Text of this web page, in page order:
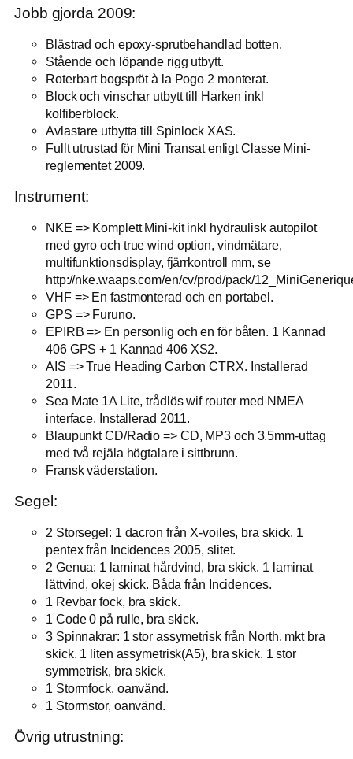
Jobb gjorda 2009:
Blästrad och epoxy-sprutbehandlad botten.
Stående och löpande rigg utbytt.
Roterbart bogspröt à la Pogo 2 monterat.
Block och vinschar utbytt till Harken inkl
kolfiberblock.
Avlastare utbytta till Spinlock XAS.
Fullt utrustad för Mini Transat enligt Classe Mini-
reglementet 2009.
Instrument:
NKE => Komplett Mini-kit inkl hydraulisk autopilot
med gyro och true wind option, vindmätare,
multifunktionsdisplay, fjärrkontroll mm, se
http://nke.waaps.com/en/cv/prod/pack/
VHF => En fastmonterad och en portabel.
GPS => Furuno.
EPIRB => En personlig och en för båten. 1 Kannad
406 GPS + 1 Kannad 406 XS2.
AIS => True Heading Carbon CTRX. Installerad
2011.
Sea Mate 1A Lite, trådlös wif router med NMEA
interface. Installerad 2011.
Blaupunkt CD/Radio => CD, MP3 och 3.5mm-uttag
med två rejäla högtalare i sittbrunn.
Fransk väderstation.
Segel:
2 Storsegel: 1 dacron från X-voiles, bra skick. 1
pentex från Incidences 2005, slitet.
2 Genua: 1 laminat hårdvind, bra skick. 1 laminat
lättvind, okej skick. Båda från Incidences.
1 Revbar fock, bra skick.
1 Code 0 på rulle, bra skick.
3 Spinnakrar: 1 stor assymetrisk från North, mkt bra
skick. 1 liten assymetrisk(A5), bra skick. 1 stor
symmetrisk, bra skick.
1 Stormfock, oanvänd.
1 Stormstor, oanvänd.
Övrig utrustning: